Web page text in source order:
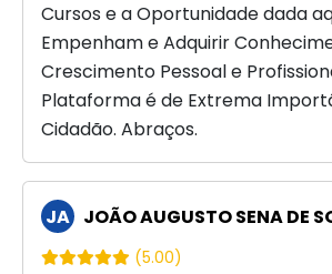
Cursos e a Oportunidade dada
Empenham e Adquirir
Crescimento Pessoal e
Plataforma é de Extrema
Cidadão. Abraços.
JA JOÃO AUGUSTO SENA DE
(5.00)